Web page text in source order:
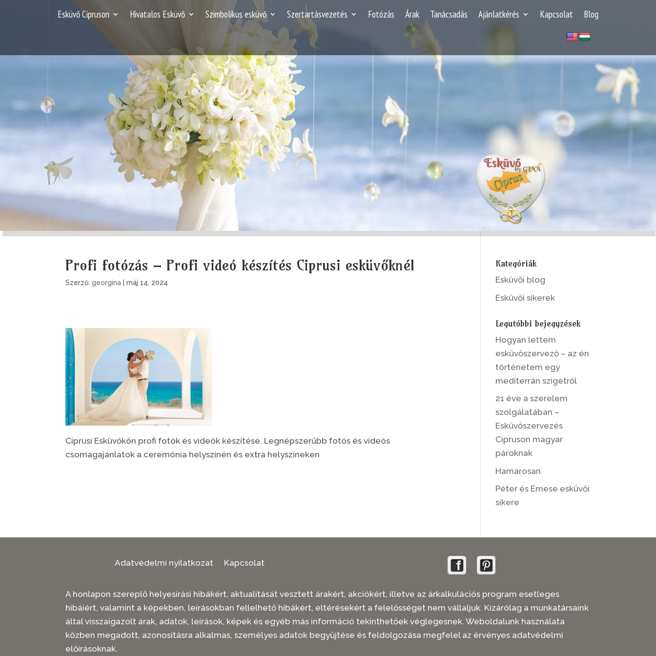
Esküvő Cipruson Hivatalos Esküvő Szimbolikus esküvő Szertartásvezetés Fotózás Árak Tanácsadás Ajánlatkérés Kapcsolat Blog
Profi fotózás – Profi videó készítés Ciprusi esküvőknél
Szerző: georgina |máj 14, 2024
Ciprusi Esküvőkön profi fotók és videók készítése. Legnépszerűbb fotós és videós
csomagajánlatok a ceremónia helyszínén és extra helyszíneken
Kategóriák
Esküvői blog
Esküvői sikerek
Legutóbbi bejegyzések
Hogyan lettem
esküvőszervező – az én
történetem egy
mediterrán szigetről
21 éve a szerelem
szolgálatában –
Esküvőszervezés
Cipruson magyar
pároknak
Hamarosan
Péter és Emese esküvői
sikere
Adatvédelmi nyilatkozat Kapcsolat
A honlapon szereplő helyesírási hibákért, aktualitását vesztett árakért, akciókért, illetve az árkalkulációs program esetleges
hibáiért, valamint a képekben, leírásokban fellelhető hibákért, eltérésekért a felelősséget nem vállaljuk. Kizárólag a munkatársaink
által visszaigazolt árak, adatok, leírások, képek és egyéb más információ tekinthetőek véglegesnek. Weboldalunk használata
közben megadott, azonosításra alkalmas, személyes adatok begyűjtése és feldolgozása megfelel az érvényes adatvédelmi
előírásoknak.